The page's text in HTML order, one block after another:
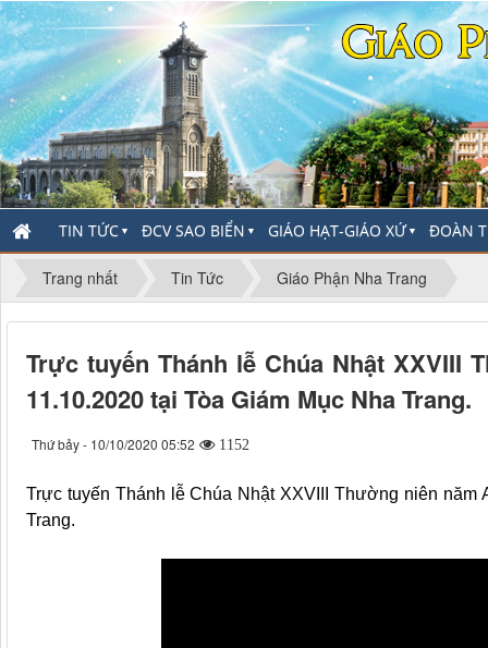
TIN TỨC ▼ ĐCV SAO BIỂN ▼ GIÁO HẠT-GIÁO XỨ▼ ĐOÀN
Trang nhất Tin Tức Giáo Phận Nha Trang
Trực tuyến Thánh lễ Chúa Nhật XXVIII
11.10.2020 tại Tòa Giám Mục Nha Trang.
Thứ bảy - 10/10/2020 05:52 1152
Trực tuyến Thánh lễ Chúa Nhật XXVIII Thường niên năm
Trang.